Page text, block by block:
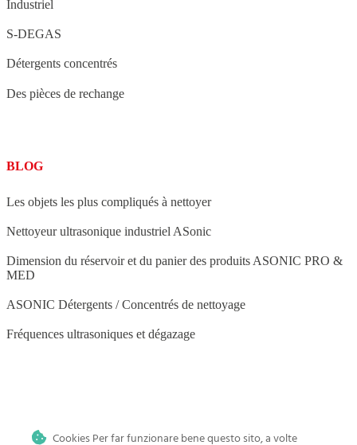
Industriel
S-DEGAS
Détergents concentrés
Des pièces de rechange
BLOG
Les objets les plus compliqués à nettoyer
Nettoyeur ultrasonique industriel ASonic
Dimension du réservoir et du panier des produits ASONIC PRO &
MED
ASONIC Détergents / Concentrés de nettoyage
Fréquences ultrasoniques et dégazage
Cookies Per far funzionare bene questo sito, a volte